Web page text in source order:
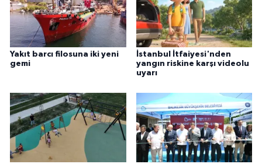
Yakıt barcı filosuna iki yeni
gemi
İstanbul İtfaiyesi'nden
yangın riskine karşı videolu
uyarı